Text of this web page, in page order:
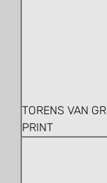
TORENS VAN
PRINT